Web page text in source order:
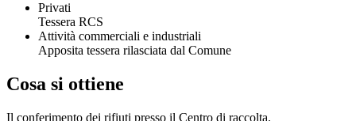
Privati
Tessera RCS
Attività commerciali e industriali
Apposita tessera rilasciata dal Comune
Cosa si ottiene
Il conferimento dei rifiuti presso il Centro di raccolta.